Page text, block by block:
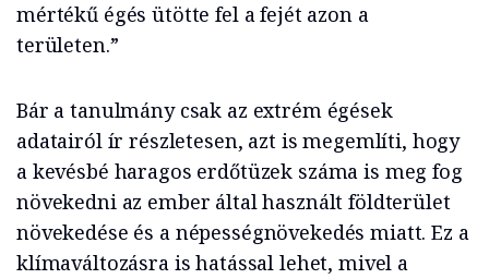
mértékű égés ütötte fel a fejét azon a
területen.”
Bár a tanulmány csak az extrém égések
adatairól ír részletesen, azt is megemlíti, hogy
a kevésbé haragos erdőtüzek száma is meg fog
növekedni az ember által használt földterület
növekedése és a népességnövekedés miatt. Ez a
klímaváltozásra is hatással lehet, mivel a